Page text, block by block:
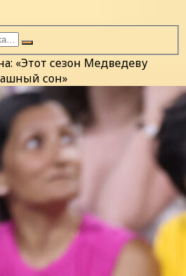
«Этот сезон Медведеву
сон»